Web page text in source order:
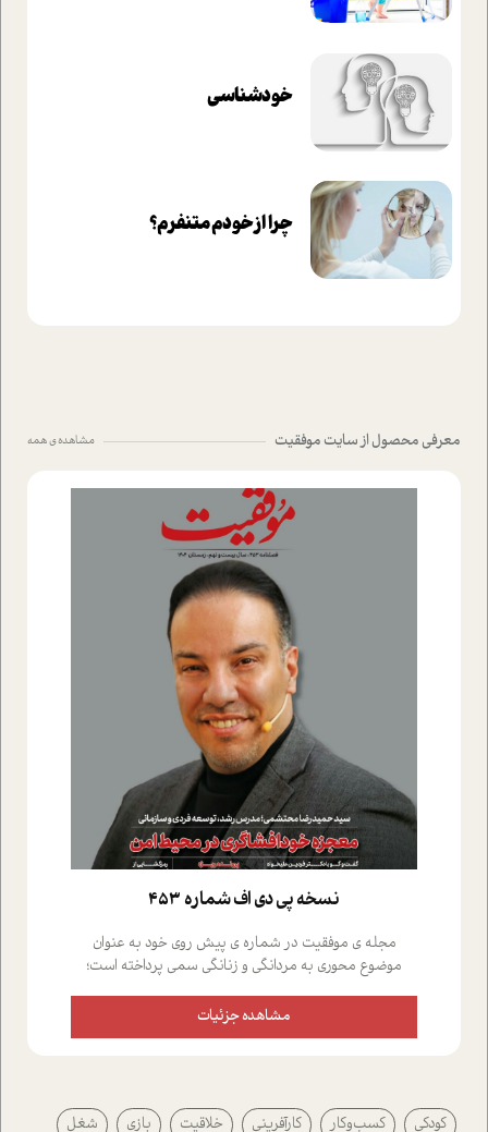
خودشناسی
چرا از خودم متنفرم؟
معرفی محصول از سایت موفقیت مشاهده ی همه
نسخه پي دي اف شماره 453
مجله ی موفقیت در شماره ی پیش روی خود به عنوان
موضوع محوری به مردانگی و زنانگی سمی پرداخته است؛
علیخواه، جامعه شناس در بخش های مختلف تلاش کرده ایم
از دریچه های گوناگون به این موضوع مهم بپردازیم.فصل
پیرامون آن آشنا می کند.در بخش دو فنجان داغ به سراغ افرادی
رفته ایم که موفقیت را در عمل به اثبات رسانده اند؛ سید
مشاهده جزئیات
کودکی کسب‌وکار کارآفرینی خلاقیت بازی شغل